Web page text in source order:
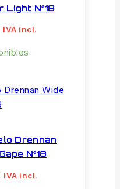
Light Nº18
IVA incl.
Drennan
Nº18
IVA incl.